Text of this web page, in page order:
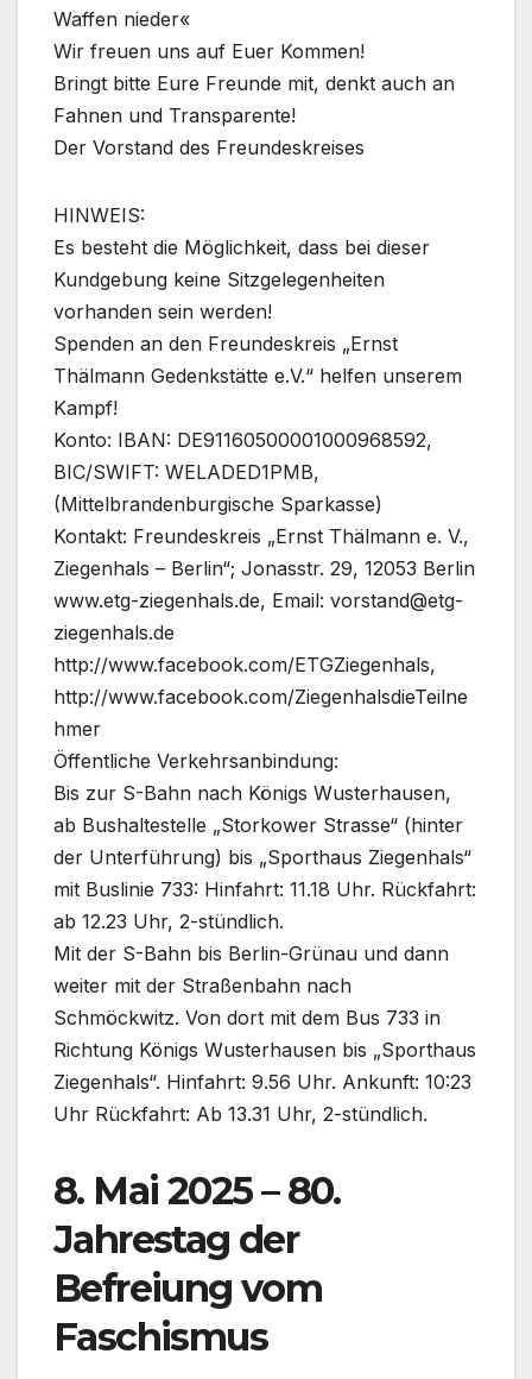
Waffen nieder«
Wir freuen uns auf Euer Kommen!
Bringt bitte Eure Freunde mit, denkt auch an
Fahnen und Transparente!
Der Vorstand des Freundeskreises
HINWEIS:
Es besteht die Möglichkeit, dass bei dieser
Kundgebung keine Sitzgelegenheiten
vorhanden sein werden!
Spenden an den Freundeskreis „Ernst
Thälmann Gedenkstätte e.V.“ helfen unserem
Kampf!
Konto: IBAN: DE91160500001000968592,
BIC/SWIFT: WELADED1PMB,
(Mittelbrandenburgische Sparkasse)
Kontakt: Freundeskreis „Ernst Thälmann e. V.,
Ziegenhals – Berlin“; Jonasstr. 29, 12053 Berlin
www.etg-ziegenhals.de, Email: vorstand@etg-
ziegenhals.de
http://www.facebook.com/ETGZiegenhals,
http://www.facebook.com/ZiegenhalsdieTeilne
hmer
Öffentliche Verkehrsanbindung:
Bis zur S-Bahn nach Königs Wusterhausen,
ab Bushaltestelle „Storkower Strasse“ (hinter
der Unterführung) bis „Sporthaus Ziegenhals“
mit Buslinie 733: Hinfahrt: 11.18 Uhr. Rückfahrt:
ab 12.23 Uhr, 2-stündlich.
Mit der S-Bahn bis Berlin-Grünau und dann
weiter mit der Straßenbahn nach
Schmöckwitz. Von dort mit dem Bus 733 in
Richtung Königs Wusterhausen bis „Sporthaus
Ziegenhals“. Hinfahrt: 9.56 Uhr. Ankunft: 10:23
Uhr Rückfahrt: Ab 13.31 Uhr, 2-stündlich.
8. Mai 2025 – 80.
Jahrestag der
Befreiung vom
Faschismus